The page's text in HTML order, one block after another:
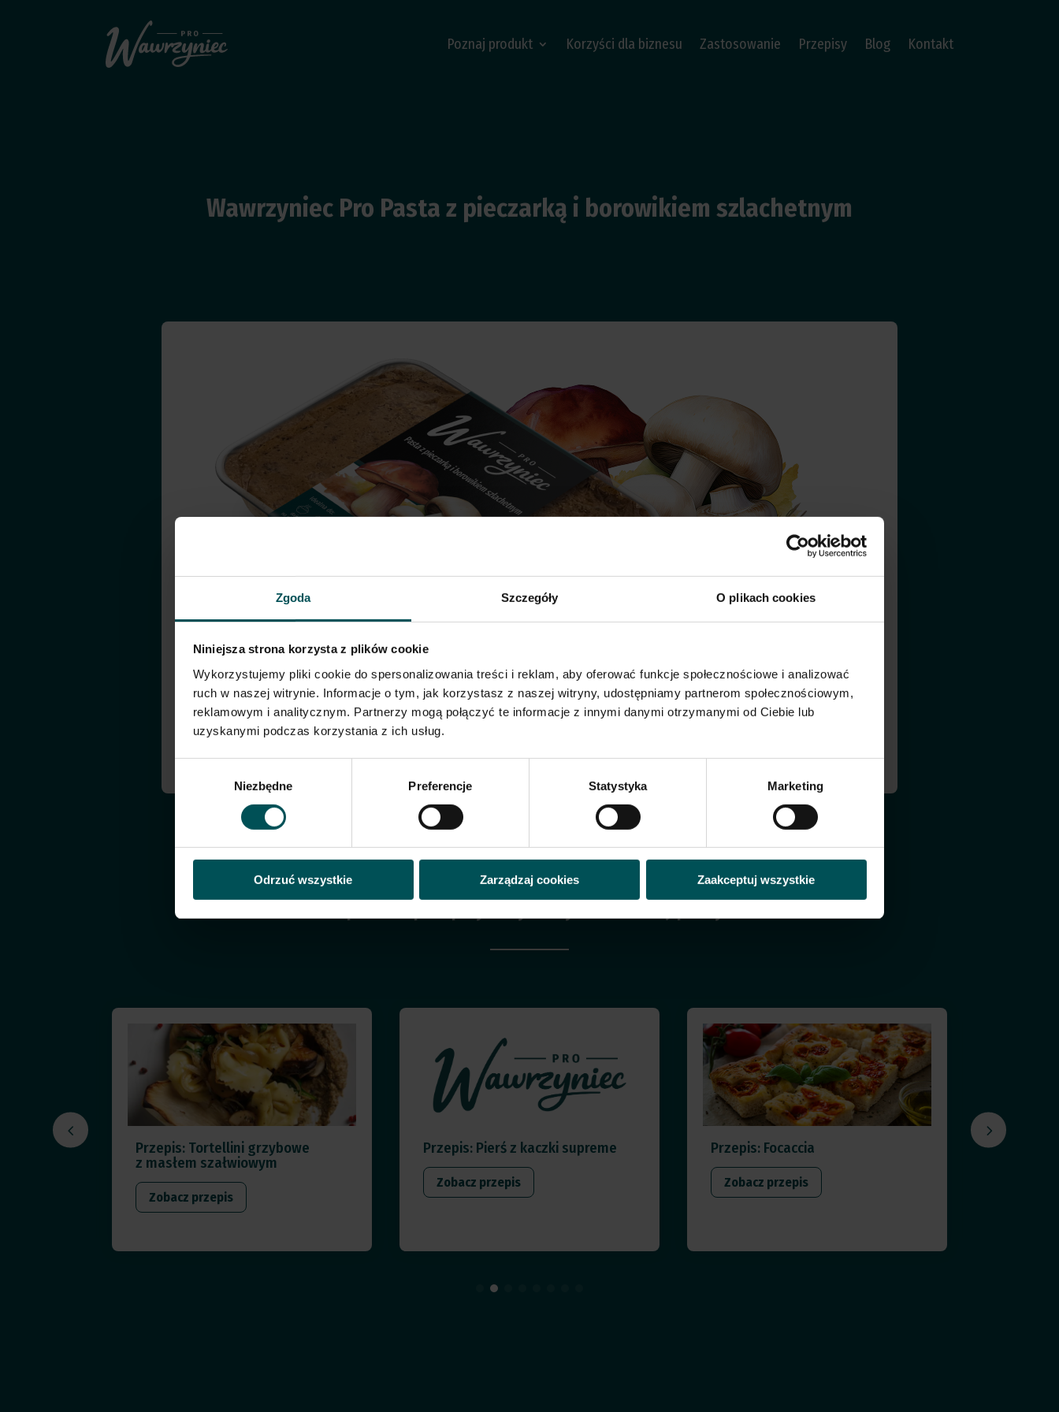
Zgoda Szczegóły O plikach cookies
Niniejsza strona korzysta z plików cookie
Wykorzystujemy pliki cookie do spersonalizowania treści i reklam, aby oferować funkcje społecznościowe i analizować
ruch w naszej witrynie. Informacje o tym, jak korzystasz z naszej witryny, udostępniamy partnerom społecznościowym,
reklamowym i analitycznym. Partnerzy mogą połączyć te informacje z innymi danymi otrzymanymi od Ciebie lub
uzyskanymi podczas korzystania z ich usług.
Niezbędne Preferencje Statystyka Marketing
Odrzuć wszystkie Zarządzaj cookies Zaakceptuj wszystkie
Poznaj produkt Korzyści dla biznesu Zastosowanie Przepisy Blog Kontakt
Wawrzyniec Pro Pasta z pieczarką i borowikiem szlachetnym
Przepis: Tortellini grzybowe
z masłem szałwiowym
Zobacz przepis
Przepis: Pierś z kaczki supreme
Zobacz przepis
Przepis: Focaccia
Zobacz przepis
Przepis: